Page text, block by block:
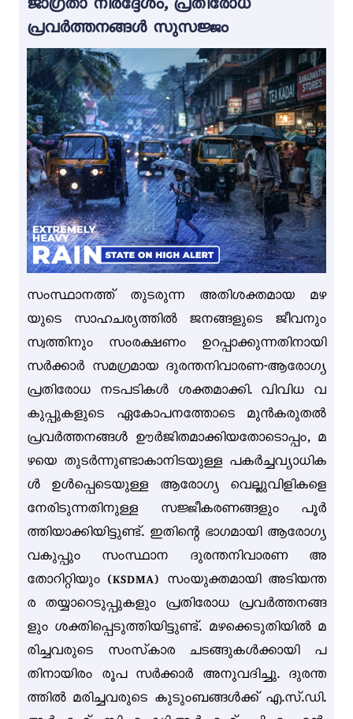
ജാഗ്രതാ നിർദ്ദേശം, പ്രതിരോധ
പ്രവർത്തനങ്ങൾ സുസജ്ജം
സംസ്ഥാനത്ത് തുടരുന്ന അതിശക്തമായ മഴ
യുടെ സാഹചര്യത്തിൽ ജനങ്ങളുടെ ജീവനും
സ്വത്തിനും സംരക്ഷണം ഉറപ്പാക്കുന്നതിനായി
സർക്കാർ സമഗ്രമായ ദുരന്തനിവാരണ-ആരോഗ്യ
പ്രതിരോധ നടപടികൾ ശക്തമാക്കി. വിവിധ വ
കുപ്പുകളുടെ ഏകോപനത്തോടെ മുൻകരുതൽ
പ്രവർത്തനങ്ങൾ ഊർജിതമാക്കിയതോടൊപ്പം, മ
ഴയെ തുടർന്നുണ്ടാകാനിടയുള്ള പകർച്ചവ്യാധിക
ൾ ഉൾപ്പെടെയുള്ള ആരോഗ്യ വെല്ലുവിളികളെ
നേരിടുന്നതിനുള്ള സജ്ജീകരണങ്ങളും പൂർ
ത്തിയാക്കിയിട്ടുണ്ട്. ഇതിന്റെ ഭാഗമായി ആരോഗ്യ
വകുപ്പും സംസ്ഥാന ദുരന്തനിവാരണ അ
തോറിറ്റിയും (KSDMA) സംയുക്തമായി അടിയന്ത
ര തയ്യാറെടുപ്പുകളും പ്രതിരോധ പ്രവർത്തനങ്ങ
ളും ശക്തിപ്പെടുത്തിയിട്ടുണ്ട്. മഴക്കെടുതിയിൽ മ
രിച്ചവരുടെ സംസ്‌കാര ചടങ്ങുകൾക്കായി പ
തിനായിരം രൂപ സർക്കാർ അനുവദിച്ചു. ദുരന്ത
ത്തിൽ മരിച്ചവരുടെ കുടുംബങ്ങൾക്ക് എ.സ്.ഡി.